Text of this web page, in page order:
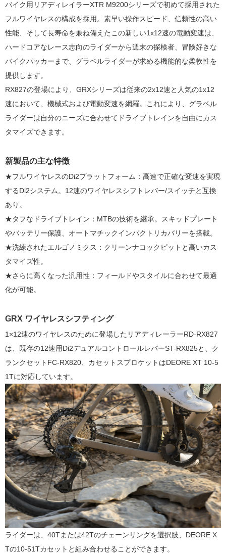
バイク用リアディレイラーXTR M9200シリーズで初めて採用された
フルワイヤレスの構成を採用。素早い操作スピード、信頼性の高い
性能、そして長寿命を兼ね備えたこの新しい1x12速の電動変速は、
ハードコアなレース志向のライダーから週末の探検者、冒険好きな
バイクパッカーまで、グラベルライダーが求める機能的な柔軟性を
提供します。
RX827の登場により、GRXシリーズは従来の2x12速と人気の1x12
速において、機械式および電動変速を網羅。これにより、グラベル
ライダーは自分のニーズに合わせてドライブトレインを自由にカス
タマイズできます。
新製品の主な特徴
★フルワイヤレスのDi2プラットフォーム：高速で正確な変速を実現
するDi2システム。12速のワイヤレスシフトレバー/スイッチと互換
あり。
★タフなドライブトレイン：MTBの技術を継承。スキッドプレート
やバッテリー保護、オートマチックインパクトリカバリーを搭載。
★洗練されたエルゴノミクス：クリーンナコックピットと高いカス
タマイズ性。
★さらに高くなった汎用性：フィールドやスタイルに合わせて最適
化が可能。
GRX ワイヤレスシフティング
1×12速のワイヤレスのために登場したリアディレーラーRD-RX827
は、既存の12速用Di2デュアルコントロールレバーST-RX825と、ク
ランクセットFC-RX820、カセットスプロケットはDEORE XT 10-5
1Tに対応しています。
ライダーは、40Tまたは42Tのチェーンリングを選択肢、DEORE X
Tの10-51Tカセットと組み合わせることができます。